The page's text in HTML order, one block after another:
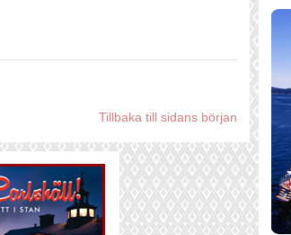
Tillbaka till sidans början